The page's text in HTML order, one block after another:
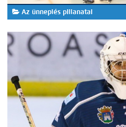
Az ünneplés pillanatai